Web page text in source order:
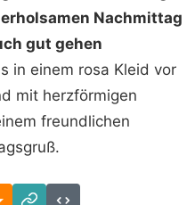
Nachmittag
gut gehen
in einem rosa Kleid vor
mit herzförmigen
freundlichen
Download